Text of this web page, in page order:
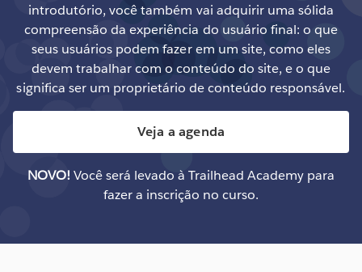
introdutório, você também vai adquirir uma sólida
compreensão da experiência do usuário final: o que
seus usuários podem fazer em um site, como eles
devem trabalhar com o conteúdo do site, e o que
significa ser um proprietário de conteúdo responsável.
Veja a agenda
NOVO! Você será levado à Trailhead Academy para
fazer a inscrição no curso.